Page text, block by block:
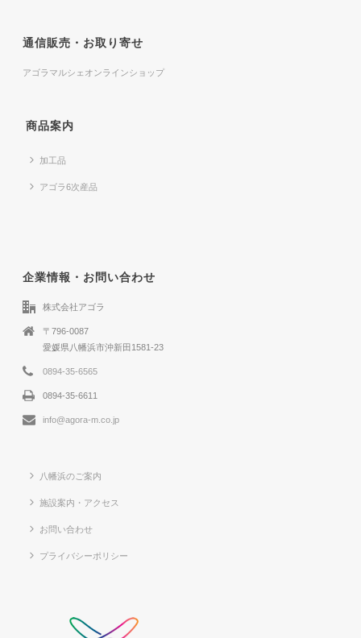
通信販売・お取り寄せ
アゴラマルシェオンラインショップ
商品案内
加工品
アゴラ6次産品
企業情報・お問い合わせ
株式会社アゴラ
〒796-0087
愛媛県八幡浜市沖新田1581-23
0894-35-6565
0894-35-6611
info@agora-m.co.jp
八幡浜のご案内
施設案内・アクセス
お問い合わせ
プライバシーポリシー